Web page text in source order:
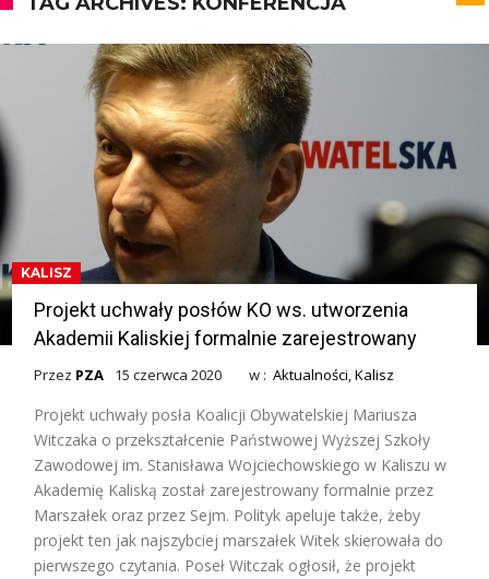
KALISZ
Projekt uchwały posłów KO ws. utworzenia
Akademii Kaliskiej formalnie zarejestrowany
Przez PZA 15 czerwca 2020 w :Aktualności,Kalisz
Projekt uchwały posła Koalicji Obywatelskiej Mariusza
Witczaka o przekształcenie Państwowej Wyższej Szkoły
Zawodowej im. Stanisława Wojciechowskiego w Kaliszu w
Akademię Kaliską został zarejestrowany formalnie przez
Marszałek oraz przez Sejm. Polityk apeluje także, żeby
projekt ten jak najszybciej marszałek Witek skierowała do
pierwszego czytania. Poseł Witczak ogłosił, że projekt